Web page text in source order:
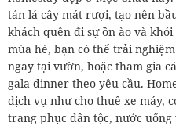
tán lá cây mát rượi, tạo nên
khách quên đi sự ồn ào và
mùa hè, bạn có thể trải
ngay tại vườn, hoặc tham gia
gala dinner theo yêu cầu.
dịch vụ như cho thuê xe máy,
trang phục dân tộc, nước